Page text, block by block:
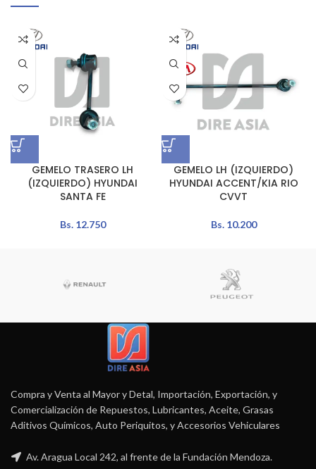
GEMELO TRASERO LH
(IZQUIERDO) HYUNDAI
SANTA FE
Bs.12.750
GEMELO LH (IZQUIERDO)
HYUNDAI ACCENT/KIA RIO
CVVT
Bs.10.200
Compra y Venta al Mayor y Detal, Importación, Exportación, y
Comercialización de Repuestos, Lubricantes, Aceite, Grasas
Aditivos Químicos, Auto Periquitos, y Accesorios Vehiculares
Av. Aragua Local 242, al frente de la Fundación Mendoza.